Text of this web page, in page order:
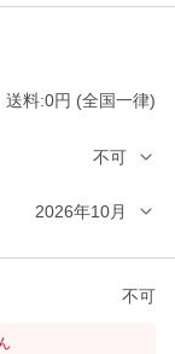
送料:0円 (全国一律)
不可
2026年10月
不可